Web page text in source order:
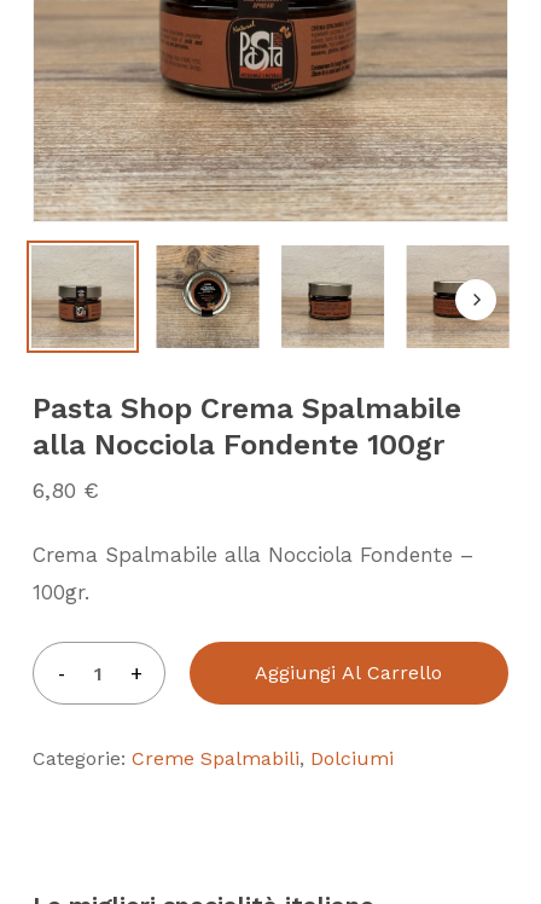
Pasta Shop Crema Spalmabile
alla Nocciola Fondente 100gr
6,80 €
Crema Spalmabile alla Nocciola Fondente –
100gr.
Aggiungi Al Carrello
Categorie: Creme Spalmabili, Dolciumi